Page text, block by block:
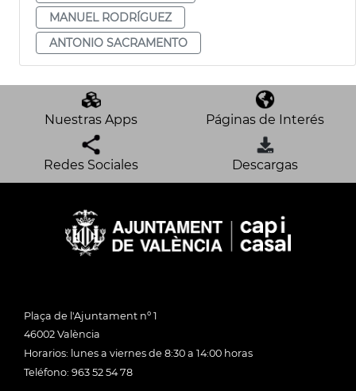
MANUEL RODRÍGUEZ
ANTONIO SACRAMENTO
Nuestras Apps Páginas de Interés
Redes Sociales Descargas
Plaça de l'Ajuntament nº 1
46002 València
Horarios: lunes a viernes de 8:30 a 14:00 horas
Teléfono: 963 52 54 78